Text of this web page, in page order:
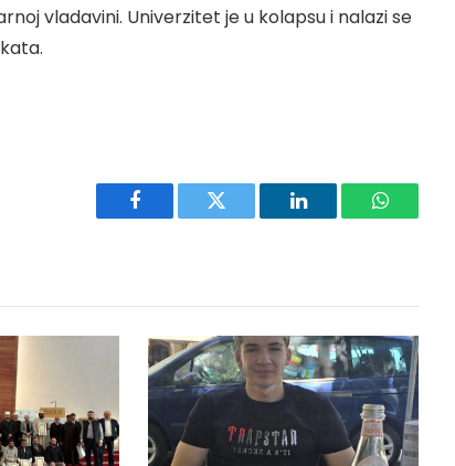
vladavini. Univerzitet je u kolapsu i nalazi se
Facebook Twitter LinkedIn WhatsApp